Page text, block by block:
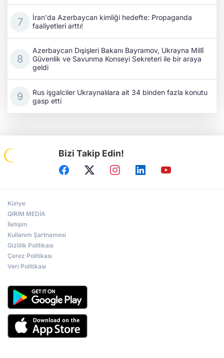
İran'da Azerbaycan kimliği hedefte: Propaganda
faaliyetleri arttı!
Azerbaycan Dışişleri Bakanı Bayramov, Ukrayna Millî
Güvenlik ve Savunma Konseyi Sekreteri ile bir araya
geldi
Rus işgalciler Ukraynalılara ait 34 binden fazla konutu
gasp etti
Bizi Takip Edin!
Künye
QIRIM MEDİA
İletişim
Kullanım Şartnamesi
Gizlilik Politikası
Çerez Politikası
Veri Politikası